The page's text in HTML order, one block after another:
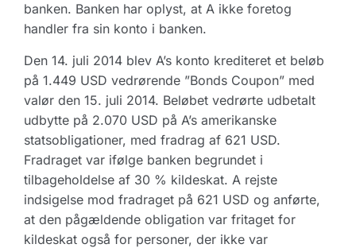
banken. Banken har oplyst, at A ikke foretog
handler fra sin konto i banken.
Den 14. juli 2014 blev A’s konto krediteret et beløb
på 1.449 USD vedrørende ”Bonds Coupon” med
valør den 15. juli 2014. Beløbet vedrørte udbetalt
udbytte på 2.070 USD på A’s amerikanske
statsobligationer, med fradrag af 621 USD.
Fradraget var ifølge banken begrundet i
tilbageholdelse af 30 % kildeskat. A rejste
indsigelse mod fradraget på 621 USD og anførte,
at den pågældende obligation var fritaget for
kildeskat også for personer, der ikke var